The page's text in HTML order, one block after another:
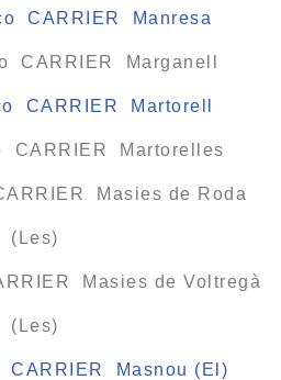
CARRIER Manresa
CARRIER Marganell
CARRIER Martorell
CARRIER Martorelles
Masies de Roda
(Les)
Masies de Voltregà
(Les)
CARRIER Masnou (El)